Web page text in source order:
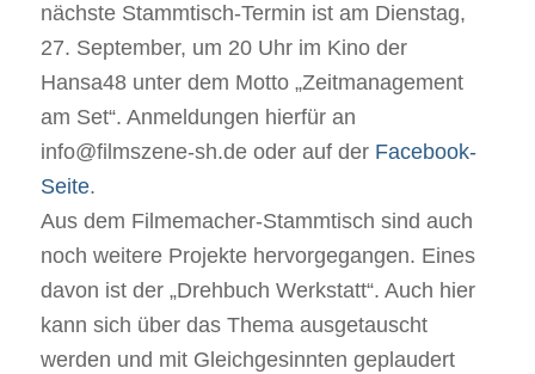
nächste Stammtisch-Termin ist am Dienstag,
27. September, um 20 Uhr im Kino der
Hansa48 unter dem Motto „Zeitmanagement
am Set“. Anmeldungen hierfür an
info@filmszene-sh.de oder auf der Facebook-
Seite.
Aus dem Filmemacher-Stammtisch sind auch
noch weitere Projekte hervorgegangen. Eines
davon ist der „Drehbuch Werkstatt“. Auch hier
kann sich über das Thema ausgetauscht
werden und mit Gleichgesinnten geplaudert